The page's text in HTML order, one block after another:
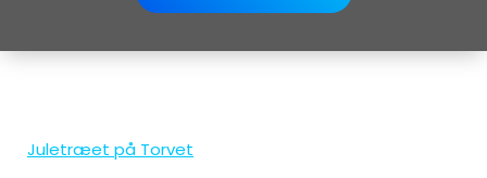
Juletræet på Torvet